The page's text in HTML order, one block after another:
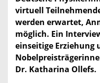
virtuell
werden erwartet,
möglich. Ein
einseitige Erziehung
Dr. Katharina Ollefs.